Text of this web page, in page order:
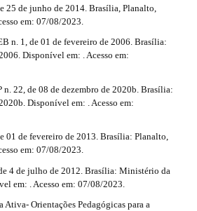
25 de junho de 2014. Brasília, Planalto,
em: 07/08/2023.
n. 1, de 01 de fevereiro de 2006. Brasília:
Disponível em: . Acesso em:
n. 22, de 08 de dezembro de 2020b. Brasília:
Disponível em: . Acesso em:
01 de fevereiro de 2013. Brasília: Planalto,
em: 07/08/2023.
4 de julho de 2012. Brasília: Ministério da
em: . Acesso em: 07/08/2023.
Ativa- Orientações Pedagógicas para a